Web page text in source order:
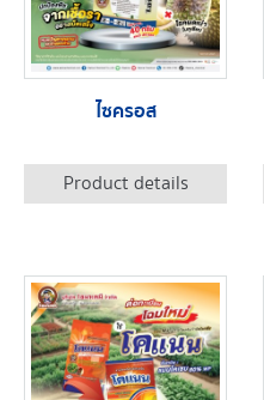
ไซครอส
Product details